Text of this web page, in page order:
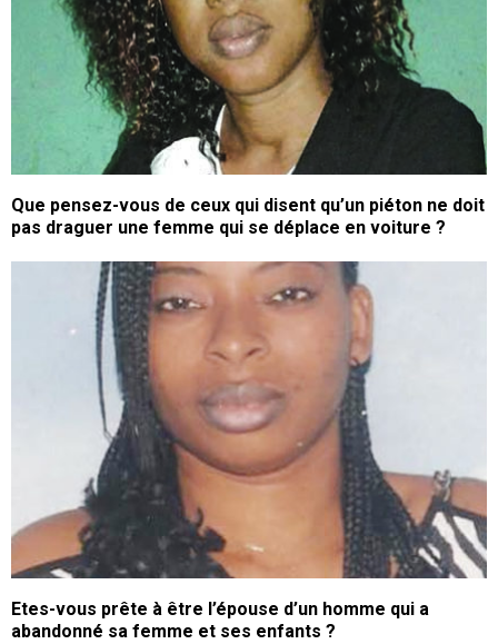
Que pensez-vous de ceux qui disent qu’un piéton ne doit
pas draguer une femme qui se déplace en voiture ?
Etes-vous prête à être l’épouse d’un homme qui a
abandonné sa femme et ses enfants ?